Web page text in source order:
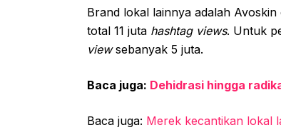
Brand lokal lainnya adalah Avoskin
total 11 juta hashtag views. Untuk
viewsebanyak 5 juta.
Baca juga: Dehidrasi hingga
Baca juga: Merek kecantikan lokal